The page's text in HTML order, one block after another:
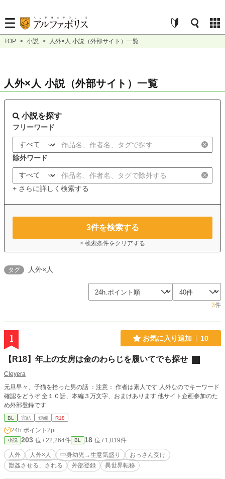
TOP > 小説 > 人外×人 小説（外部サイト）一覧
人外×人 小説（外部サイト）一覧
小説を探す
フリーワード
除外ワード
+ さらに詳しく検索する
3件を検索する
× 検索条件をクリアする
タグ 人外×人
3件
1 お気に入り追加 10
【R18】年上の女房は金のわらじを履いてでも探せ
Cleyera
元旦早々、子猫を拾った男の話 ：注意： 作者は素人です 人外なのでキーワード
確認をどうぞ 全１０話、本編３万文字、おまけあります 他サイト企画参加のた
め外部登録です
BL 完結 短編 R18
24h.ポイント 2pt
小説 203 位 / 22,264件 BL 18 位 / 1,019件
人外 人外×人 中身幼児→生意気盛り
おっさん受け
獣姦させる、される
外部登録 異世界転移